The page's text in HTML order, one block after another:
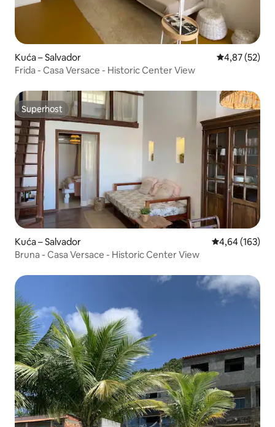
Kuća – Salvador Prosječna
4,87 (52)
Frida - Casa Versace - Historic Center View
Superhost
Superhost
Kuća – Salvador Prosječna
4,64 (163)
Bruna - Casa Versace - Historic Center View